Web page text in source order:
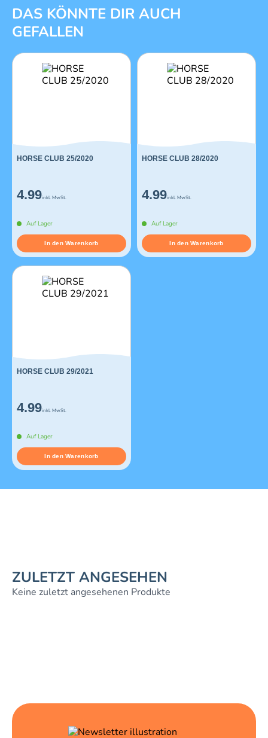
1 von 3
DAS KÖNNTE DIR AUCH
GEFALLEN
HORSE CLUB 25/2020
4.99inkl. MwSt.
Auf Lager
In den Warenkorb
HORSE CLUB 28/2020
4.99inkl. MwSt.
Auf Lager
In den Warenkorb
HORSE CLUB 29/2021
4.99inkl. MwSt.
Auf Lager
In den Warenkorb
ZULETZT ANGESEHEN
Keine zuletzt angesehenen Produkte